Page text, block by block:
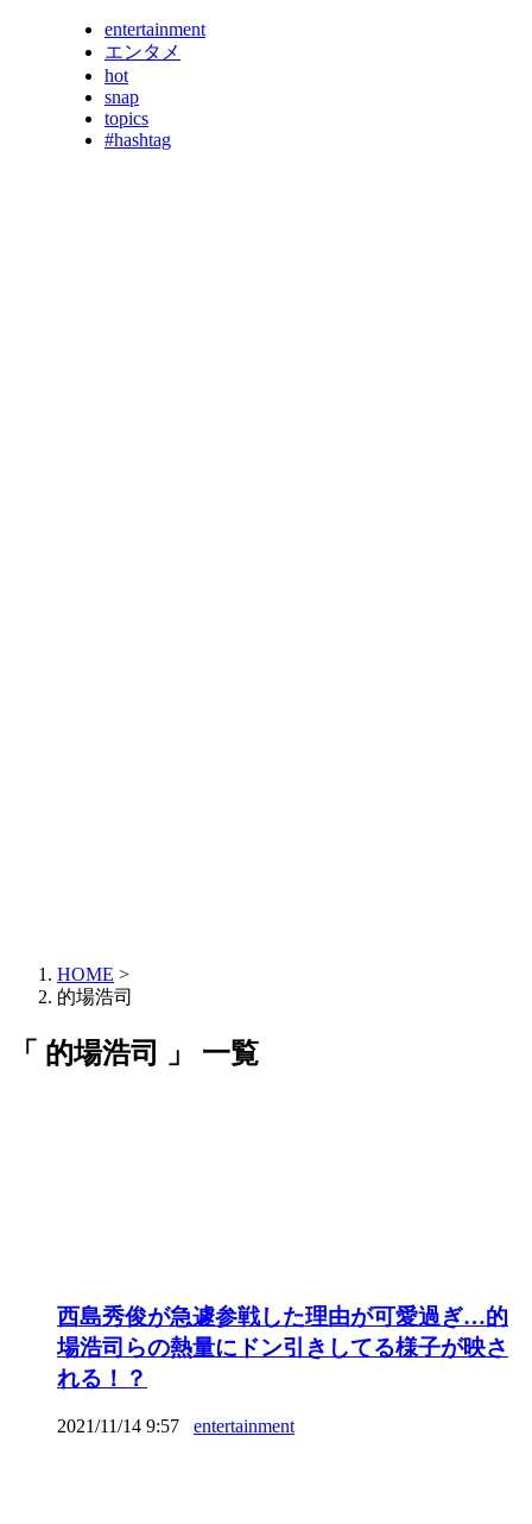
entertainment
エンタメ
hot
snap
topics
#hashtag
HOME >
的場浩司
「 的場浩司 」 一覧
西島秀俊が急遽参戦した理由が可愛過ぎ…的
場浩司らの熱量にドン引きしてる様子が映さ
れる！？
2021/11/14 9:57 entertainment